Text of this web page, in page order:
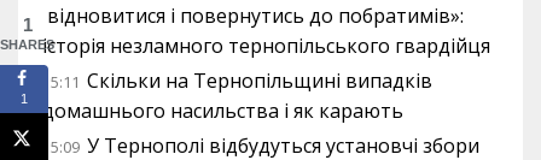
відновитися і повернутись до побратимів»:
історія незламного тернопільського гвардійця
15:11 Скільки на Тернопільщині випадків
домашнього насильства і як карають
15:09 У Тернополі відбудуться установчі збори
1
SHARES
1